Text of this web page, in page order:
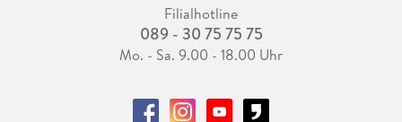
Filialhotline
089 - 30 75 75 75
Mo. - Sa. 9.00 - 18.00 Uhr